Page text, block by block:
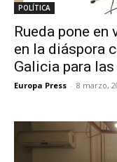
POLÍTICA
Rueda pone
en la diáspora
Galicia para
Europa Press - 8 marzo,